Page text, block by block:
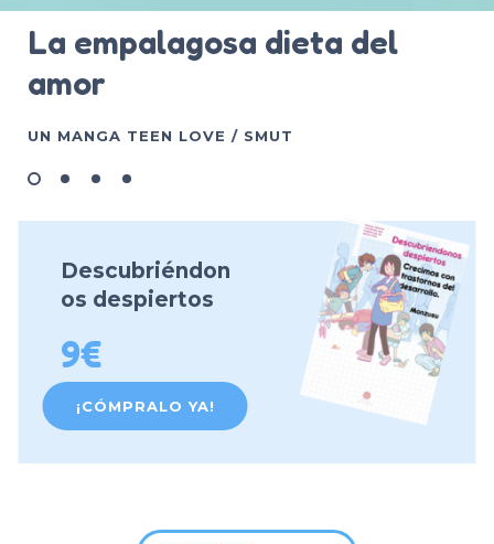
La empalagosa dieta del
amor
UN MANGA TEEN LOVE / SMUT
Descubriéndon
os despiertos
9€
¡CÓMPRALO YA!